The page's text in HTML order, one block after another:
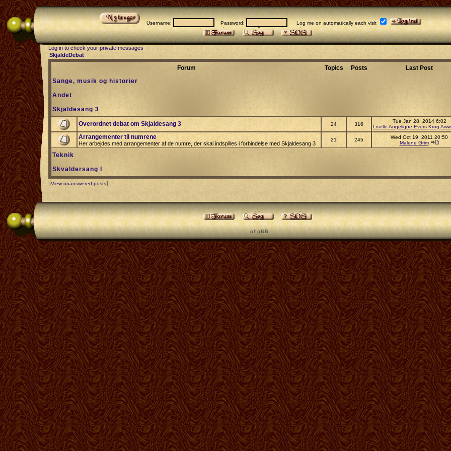
Username: Password: Log me on automatically each visit
Log in to check your private messages
SkjaldeDebat
Forum Topics Posts
Last Post
Sange, musik og historier
Andet
Skjaldesang 3
Overordnet debat om Skjaldesang 3 24 316
Tue Jan 28, 2014 6:02
Liselle Angelique Evers Krog
Arrangementer til numrene
Her arbejdes med arrangementer af de numre, der skal indspilles i forbindelse med Skjaldesang 3
21 245
Wed Oct 19, 2011 20:50
Malene Grim
Teknik
Skvaldersang I
[View unanswered posts]
p h p B B